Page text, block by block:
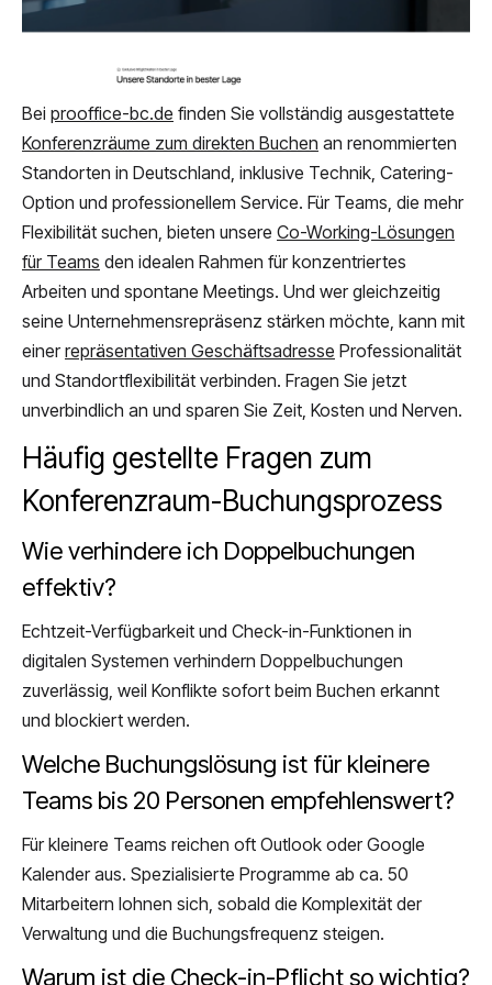
Bei prooffice-bc.de finden Sie vollständig ausgestattete
Konferenzräume zum direkten Buchen an renommierten
Standorten in Deutschland, inklusive Technik, Catering-
Option und professionellem Service. Für Teams, die mehr
Flexibilität suchen, bieten unsere Co-Working-Lösungen
für Teams den idealen Rahmen für konzentriertes
Arbeiten und spontane Meetings. Und wer gleichzeitig
seine Unternehmensrepräsenz stärken möchte, kann mit
einerrepräsentativen Geschäftsadresse Professionalität
und Standortflexibilität verbinden. Fragen Sie jetzt
unverbindlich an und sparen Sie Zeit, Kosten und Nerven.
Häufig gestellte Fragen zum
Konferenzraum-Buchungsprozess
Wie verhindere ich Doppelbuchungen
effektiv?
Echtzeit-Verfügbarkeit und Check-in-Funktionen in
digitalen Systemen verhindern Doppelbuchungen
zuverlässig, weil Konflikte sofort beim Buchen erkannt
und blockiert werden.
Welche Buchungslösung ist für kleinere
Teams bis 20 Personen empfehlenswert?
Für kleinere Teams reichen oft Outlook oder Google
Kalender aus. Spezialisierte Programme ab ca. 50
Mitarbeitern lohnen sich, sobald die Komplexität der
Verwaltung und die Buchungsfrequenz steigen.
Warum ist die Check-in-Pflicht so wichtig?